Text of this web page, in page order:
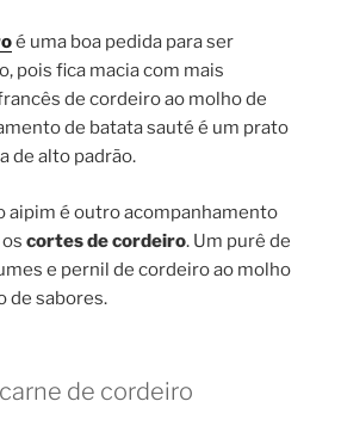
é uma boa pedida para ser
pois fica macia com mais
de cordeiro ao molho de
de batata sauté é um prato
de alto padrão.
aipim é outro acompanhamento
cortes de cordeiro. Um purê de
e pernil de cordeiro ao molho
de sabores.
de cordeiro